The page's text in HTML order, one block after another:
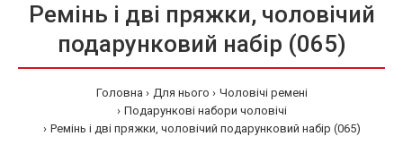
Ремінь і дві пряжки, чоловічий
подарунковий набір (065)
Головна Для нього
Чоловічі ремені
Подарункові набори чоловічі
Ремінь і дві пряжки, чоловічий подарунковий набір (065)